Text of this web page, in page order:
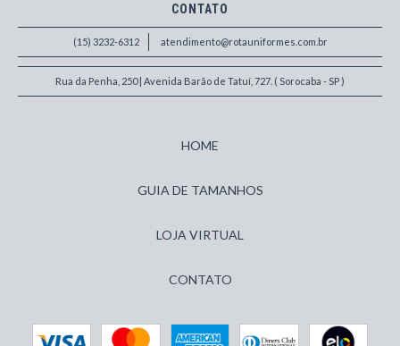
CONTATO
(15) 3232-6312 atendimento@rotauniformes.com.br
Rua da Penha, 250 | Avenida Barão de Tatuí, 727. ( Sorocaba - SP )
HOME
GUIA DE TAMANHOS
LOJA VIRTUAL
CONTATO